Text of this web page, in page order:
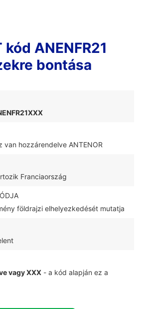
kód ANENFR21
bontása
van hozzárendelve ANTENOR
Franciaország
földrajzi elhelyezkedését mutatja
vagy XXX - a kód alapján ez a